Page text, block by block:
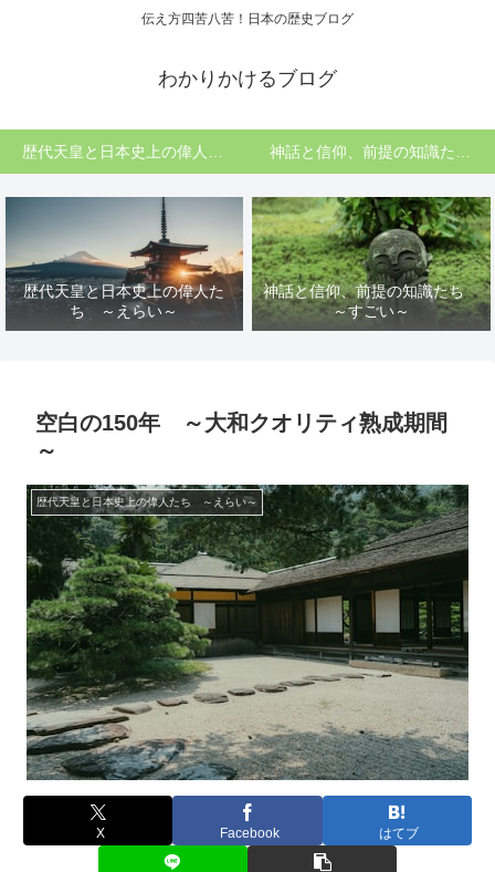
伝え方四苦八苦！日本の歴史ブログ
わかりかけるブログ
歴代天皇と日本史上の偉人たち ～えらい～ 神話と信仰、前提の知識たち ～すごい～
歴代天皇と日本史上の偉人た
ち ～えらい～
神話と信仰、前提の知識たち
～すごい～
空白の150年 ～大和クオリティ熟成期間
～
歴代天皇と日本史上の偉人たち ～えらい～
X Facebook はてブ